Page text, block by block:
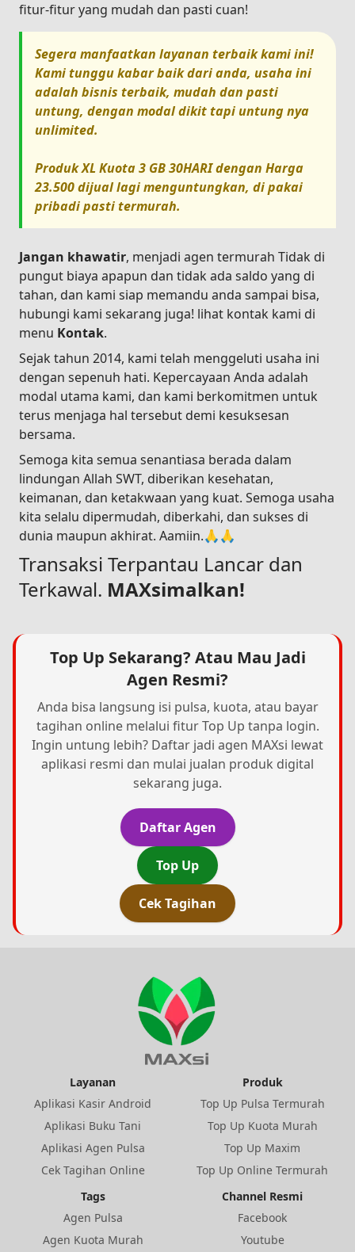
fitur-fitur yang mudah dan pasti cuan!
Segera manfaatkan layanan terbaik kami ini!
Kami tunggu kabar baik dari anda, usaha ini
adalah bisnis terbaik, mudah dan pasti
untung, dengan modal dikit tapi untung nya
unlimited.
ProdukXL Kuota 3 GB 30HARIdengan Harga
23.500dijual lagi menguntungkan, di pakai
pribadi pasti termurah.
Jangan khawatir, menjadi agen termurah Tidak di
pungut biaya apapun dan tidak ada saldo yang di
tahan, dan kami siap memandu anda sampai bisa,
hubungi kami sekarang juga! lihat kontak kami di
menu Kontak.
Sejak tahun 2014, kami telah menggeluti usaha ini
dengan sepenuh hati. Kepercayaan Anda adalah
modal utama kami, dan kami berkomitmen untuk
terus menjaga hal tersebut demi kesuksesan
bersama.
Semoga kita semua senantiasa berada dalam
lindungan Allah SWT, diberikan kesehatan,
keimanan, dan ketakwaan yang kuat. Semoga usaha
kita selalu dipermudah, diberkahi, dan sukses di
dunia maupun akhirat. Aamiin.🙏🙏
Transaksi Terpantau Lancar dan
Terkawal. MAXsimalkan!
Top Up Sekarang? Atau Mau Jadi
Agen Resmi?
Anda bisa langsung isi pulsa, kuota, atau bayar
tagihan online melalui fitur Top Up tanpa login.
Ingin untung lebih? Daftar jadi agen MAXsi lewat
aplikasi resmi dan mulai jualan produk digital
sekarang juga.
Daftar Agen
Top Up
Cek Tagihan
Layanan
Aplikasi Kasir Android
Aplikasi Buku Tani
Aplikasi Agen Pulsa
Cek Tagihan Online
Produk
Top Up Pulsa Termurah
Top Up Kuota Murah
Top Up Maxim
Top Up Online Termurah
Tags
Agen Pulsa
Agen Kuota Murah
Channel Resmi
Facebook
Youtube